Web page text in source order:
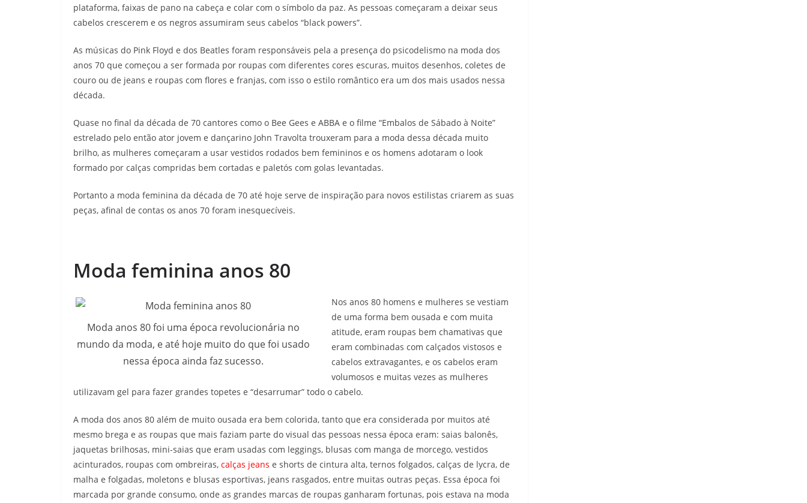
plataforma, faixas de pano na cabeça e colar com o símbolo da paz. As pessoas começaram a deixar seus
cabelos crescerem e os negros assumiram seus cabelos “black powers”.
As músicas do Pink Floyd e dos Beatles foram responsáveis pela a presença do psicodelismo na moda dos
anos 70 que começou a ser formada por roupas com diferentes cores escuras, muitos desenhos, coletes de
couro ou de jeans e roupas com flores e franjas, com isso o estilo romântico era um dos mais usados nessa
década.
Quase no final da década de 70 cantores como o Bee Gees e ABBA e o filme “Embalos de Sábado à Noite”
estrelado pelo então ator jovem e dançarino John Travolta trouxeram para a moda dessa década muito
brilho, as mulheres começaram a usar vestidos rodados bem femininos e os homens adotaram o look
formado por calças compridas bem cortadas e paletós com golas levantadas.
Portanto a moda feminina da década de 70 até hoje serve de inspiração para novos estilistas criarem as suas
peças, afinal de contas os anos 70 foram inesquecíveis.
Moda feminina anos 80
Moda anos 80 foi uma época revolucionária no
mundo da moda, e até hoje muito do que foi usado
nessa época ainda faz sucesso.
Nos anos 80 homens e mulheres se vestiam
de uma forma bem ousada e com muita
atitude, eram roupas bem chamativas que
eram combinadas com calçados vistosos e
cabelos extravagantes, e os cabelos eram
volumosos e muitas vezes as mulheres
utilizavam gel para fazer grandes topetes e “desarrumar” todo o cabelo.
A moda dos anos 80 além de muito ousada era bem colorida, tanto que era considerada por muitos até
mesmo brega e as roupas que mais faziam parte do visual das pessoas nessa época eram: saias balonês,
jaquetas brilhosas, mini-saias que eram usadas com leggings, blusas com manga de morcego, vestidos
acinturados, roupas com ombreiras, calças jeans e shorts de cintura alta, ternos folgados, calças de lycra, de
malha e folgadas, moletons e blusas esportivas, jeans rasgados, entre muitas outras peças. Essa época foi
marcada por grande consumo, onde as grandes marcas de roupas ganharam fortunas, pois estava na moda